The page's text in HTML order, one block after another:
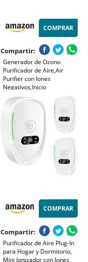
COMPRAR
Compartir:
Generador de Ozono
Purificador de Aire,Air
Purifier con Iones
Negativos,Inicio
Desodorizando
Esterilizador de Ozono Para
BañO,con Casa Nueva,con
Organizador de
Cables,Blanco
COMPRAR
Compartir:
Purificador de Aire Plug-In
para Hogar y Dormitorio,
Mini Ionizador con Iones